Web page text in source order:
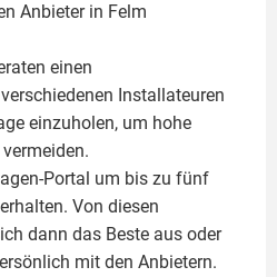
Anbieter in Felm
einen
Installateuren
einzuholen, um hohe
Portal um bis zu fünf
Von diesen
dann das Beste aus oder
mit den Anbietern.